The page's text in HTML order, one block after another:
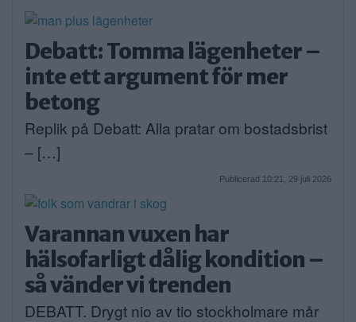
Debatt: Tomma lägenheter –
inte ett argument för mer
betong
Replik på Debatt: Alla pratar om bostadsbrist
– […]
Publicerad 10:21, 29 juli 2026
Varannan vuxen har
hälsofarligt dålig kondition –
så vänder vi trenden
DEBATT. Drygt nio av tio stockholmare mår